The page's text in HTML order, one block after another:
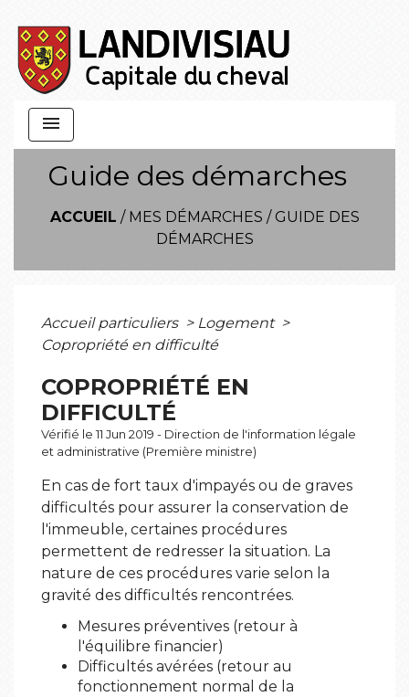
menu
Guide des démarches
ACCUEIL / MES DÉMARCHES / GUIDE DES
DÉMARCHES
Accueil particuliers > Logement >
Copropriété en difficulté
COPROPRIÉTÉ EN
DIFFICULTÉ
Vérifié le 11 Jun 2019 - Direction de l'information légale
et administrative (Première ministre)
En cas de fort taux d'impayés ou de graves
difficultés pour assurer la conservation de
l'immeuble, certaines procédures
permettent de redresser la situation. La
nature de ces procédures varie selon la
gravité des difficultés rencontrées.
Mesures préventives (retour à
l'équilibre financier)
Difficultés avérées (retour au
fonctionnement normal de la